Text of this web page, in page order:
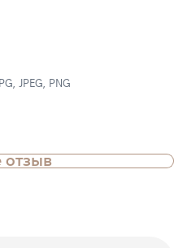
JPEG, PNG
отзыв